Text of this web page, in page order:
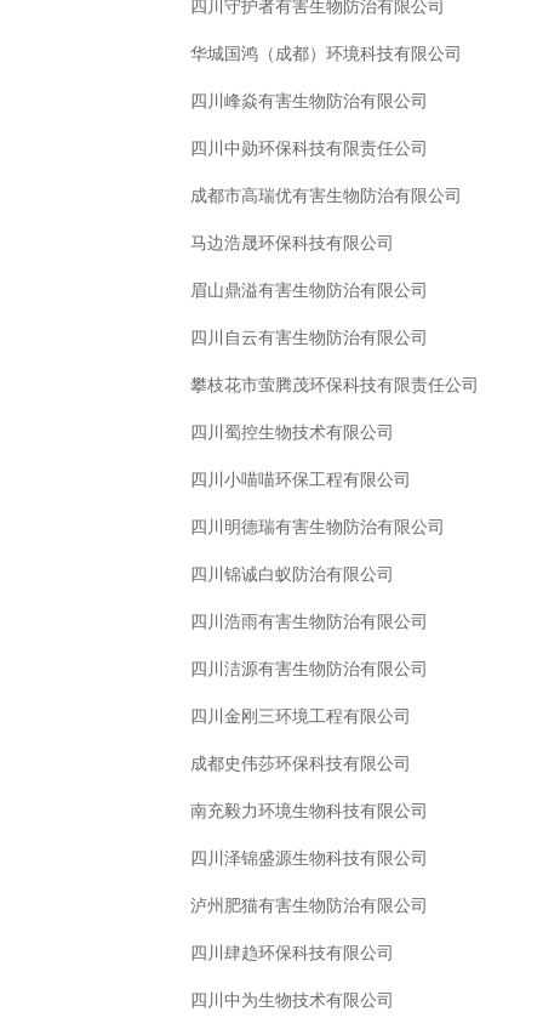
四川守护者有害生物防治有限公司
华城国鸿（成都）环境科技有限公司
四川峰焱有害生物防治有限公司
四川中勋环保科技有限责任公司
成都市高瑞优有害生物防治有限公司
马边浩晟环保科技有限公司
眉山鼎溢有害生物防治有限公司
四川自云有害生物防治有限公司
攀枝花市萤腾茂环保科技有限责任公司
四川蜀控生物技术有限公司
四川小喵喵环保工程有限公司
四川明德瑞有害生物防治有限公司
四川锦诚白蚁防治有限公司
四川浩雨有害生物防治有限公司
四川洁源有害生物防治有限公司
四川金刚三环境工程有限公司
成都史伟莎环保科技有限公司
南充毅力环境生物科技有限公司
四川泽锦盛源生物科技有限公司
泸州肥猫有害生物防治有限公司
四川肆趋环保科技有限公司
四川中为生物技术有限公司